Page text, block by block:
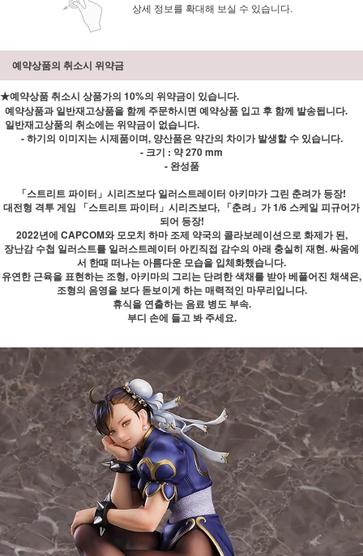
상세 정보를 확대해 보실 수 있습니다.
예약상품의 취소시 위약금
★예약상품 취소시 상품가의 10%의 위약금이 있습니다.
예약상품과 일반재고상품을 함께 주문하시면 예약상품 입고 후 함께 발송됩니다.
일반재고상품의 취소에는 위약금이 없습니다.
- 하기의 이미지는 시제품이며, 양산품은 약간의 차이가 발생할 수 있습니다.
- 크기 : 약 270 mm
- 완성품
「스트리트 파이터」시리즈보다 일러스트레이터 아키마가 그린 춘려가 등장!
대전형 격투 게임 「스트리트 파이터」시리즈보다, 「춘려」가 1/6 스케일 피규어가
되어 등장!
2022년에 CAPCOM와 모모치 하마 조제 약국의 콜라보레이션으로 화제가 된,
장난감 수첩 일러스트를 일러스트레이터 아킨직접 감수의 아래 충실히 재현. 싸움에
서 한때 떠나는 아름다운 모습을 입체화했습니다.
유연한 근육을 표현하는 조형, 아키마의 그리는 단려한 색채를 받아 베풀어진 채색은,
조형의 음영을 보다 돋보이게 하는 매력적인 마무리입니다.
휴식을 연출하는 음료 병도 부속.
부디 손에 들고 봐 주세요.